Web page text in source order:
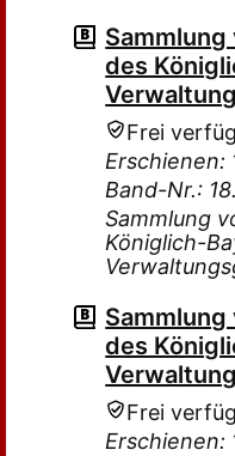
des
Frei
Erschienen:
Band-Nr.:
Sammlung
Königlich-
des
Frei
Erschienen: